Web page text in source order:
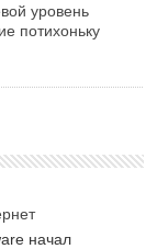
уровень
потихоньку
начал